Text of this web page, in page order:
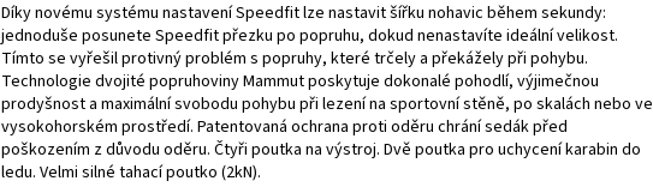
Díky novému systému nastavení Speedfit lze nastavit šířku nohavic během sekundy:
jednoduše posunete Speedfit přezku po popruhu, dokud nenastavíte ideální velikost.
Tímto se vyřešil protivný problém s popruhy, které trčely a překážely při pohybu.
Technologie dvojité popruhoviny Mammut poskytuje dokonalé pohodlí, výjimečnou
prodyšnost a maximální svobodu pohybu při lezení na sportovní stěně, po skalách nebo ve
vysokohorském prostředí. Patentovaná ochrana proti oděru chrání sedák před
poškozením z důvodu oděru. Čtyři poutka na výstroj. Dvě poutka pro uchycení karabin do
ledu. Velmi silné tahací poutko (2kN).